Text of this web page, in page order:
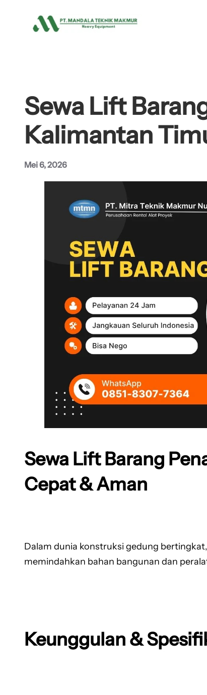
Sewa Lift
Kalimantan
Mei 6, 2026
Sewa Lift Barang
Cepat & Aman
Dalam dunia konstruksi gedung bertingkat,
memindahkan bahan bangunan dan
Keunggulan &